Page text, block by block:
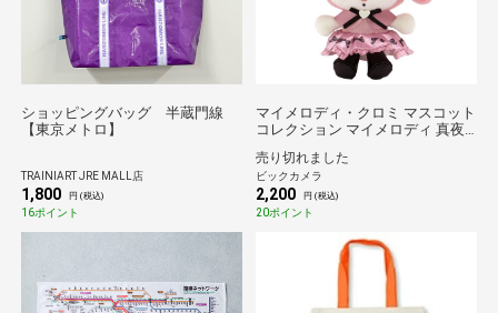
ショッピングバッグ 半蔵門線
【東京メトロ】
TRAINIART JRE MALL店
1,800 円 (税込)
16ポイント
マイメロディ・クロミ マスコット
コレクション マイメロディ 真夜
売り切れました
ビックカメラ
2,200 円 (税込)
20ポイント